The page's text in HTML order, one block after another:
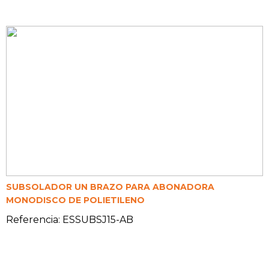
SUBSOLADOR UN BRAZO PARA ABONADORA
MONODISCO DE POLIETILENO
Referencia: ESSUBSJ15-AB